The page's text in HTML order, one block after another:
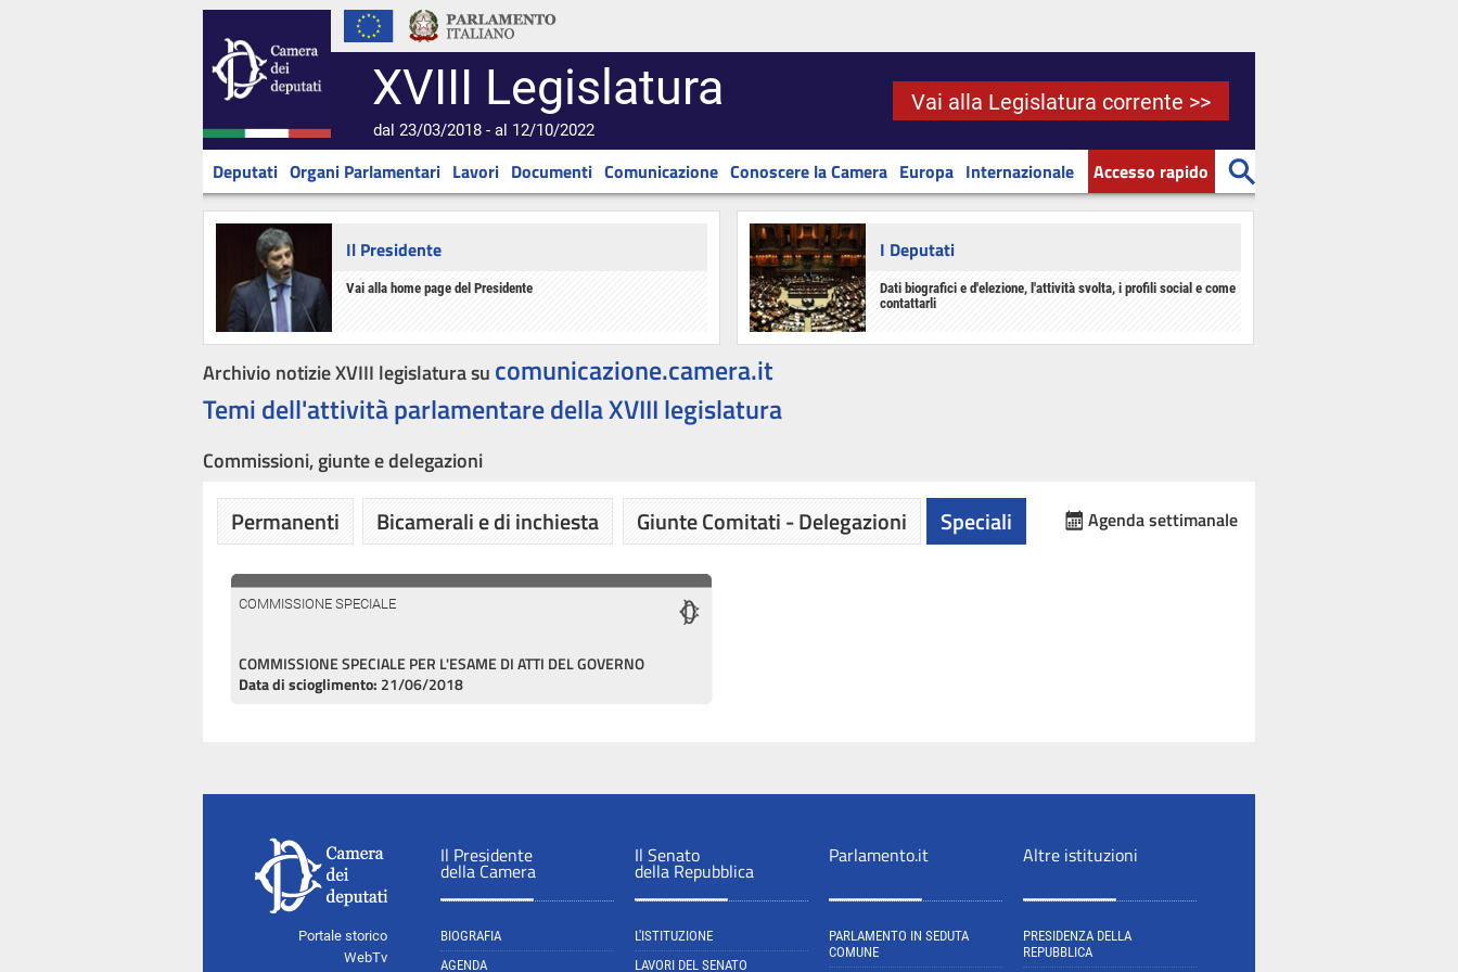
XVIII Legislatura
dal 23/03/2018 - al 12/10/2022
Vai alla Legislatura corrente >>
Deputati Organi Parlamentari Lavori Documenti Comunicazione Conoscere la Camera Europa Internazionale Accesso rapido
Il Presidente
Vai alla home page del Presidente
I Deputati
Dati biografici e d'elezione, l'attività svolta, i profili social e come
contattarli
Archivio notizie XVIII legislatura su comunicazione.camera.it
Temi dell'attività parlamentare della XVIII legislatura
Commissioni, giunte e delegazioni
Permanenti Bicamerali e di inchiesta Giunte Comitati - Delegazioni Speciali Agenda settimanale
COMMISSIONE SPECIALE
COMMISSIONE SPECIALE PER L'ESAME DI ATTI DEL GOVERNO
Data di scioglimento: 21/06/2018
Portale storico
WebTv
Il Presidente
della Camera
BIOGRAFIA
AGENDA
Il Senato
della Repubblica
L'ISTITUZIONE
LAVORI DEL SENATO
Parlamento.it
PARLAMENTO IN SEDUTA
COMUNE
Altre istituzioni
PRESIDENZA DELLA
REPUBBLICA